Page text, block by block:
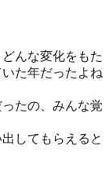
んな変化をもた
た年だったよね
たの、みんな覚
してもらえると